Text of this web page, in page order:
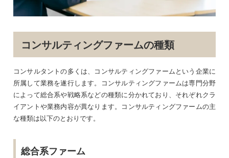
コンサルティングファームの種類
コンサルタントの多くは、コンサルティングファームという企業に
所属して業務を遂行します。コンサルティングファームは専門分野
によって総合系や戦略系などの種類に分かれており、それぞれクラ
イアントや業務内容が異なります。コンサルティングファームの主
な種類は以下のとおりです。
総合系ファーム